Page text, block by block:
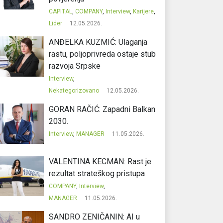
CAPITAL,COMPANY, Interview, Karijere,
Lider
12.05.2026.
ANĐELKA KUZMIĆ: Ulaganja
rastu, poljoprivreda ostaje stub
razvoja Srpske
Interview,
Nekategorizovano
12.05.2026.
GORAN RAČIĆ: Zapadni Balkan
2030.
Interview, MANAGER 11.05.2026.
VALENTINA KECMAN: Rast je
rezultat strateškog pristupa
COMPANY, Interview,
MANAGER
11.05.2026.
SANDRO ZENIČANIN: AI u